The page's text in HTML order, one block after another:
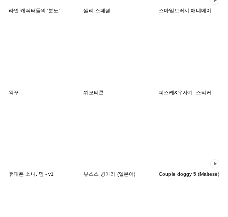
라인 캐릭터들의 '분노' 시리즈 샐리 스페셜 스마일브러시 애니메이션 스티커
왹꾸 쮜모티콘
휴대폰 소녀, 밈 - v1 부스스 병아리 (일본어) Couple doggy 5 (Maltese)